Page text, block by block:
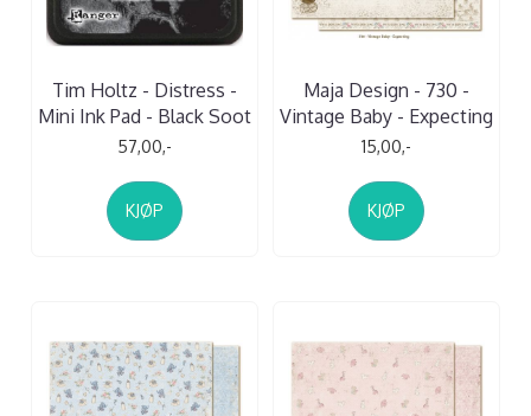
Tim Holtz - Distress -
Mini Ink Pad - Black Soot
57,00,-
KJØP
Maja Design - 730 -
Vintage Baby - Expecting
15,00,-
KJØP